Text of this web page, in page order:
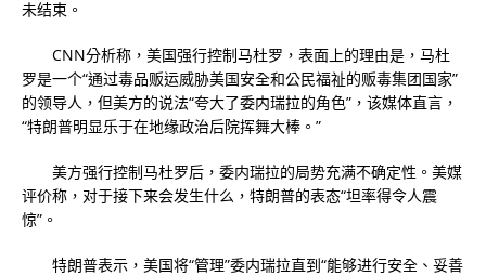
未结束。
CNN分析称，美国强行控制马杜罗，表面上的理由是，马杜
罗是一个“通过毒品贩运威胁美国安全和公民福祉的贩毒集团国家”
的领导人，但美方的说法“夸大了委内瑞拉的角色”，该媒体直言，
“特朗普明显乐于在地缘政治后院挥舞大棒。”
美方强行控制马杜罗后，委内瑞拉的局势充满不确定性。美媒
评价称，对于接下来会发生什么，特朗普的表态“坦率得令人震
惊”。
特朗普表示，美国将“管理”委内瑞拉直到“能够进行安全、妥善